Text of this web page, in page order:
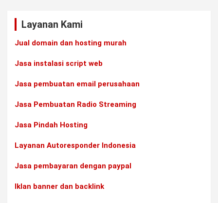
Layanan Kami
Jual domain dan hosting murah
Jasa instalasi script web
Jasa pembuatan email perusahaan
Jasa Pembuatan Radio Streaming
Jasa Pindah Hosting
Layanan Autoresponder Indonesia
Jasa pembayaran dengan paypal
Iklan banner dan backlink